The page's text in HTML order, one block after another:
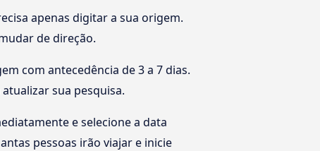
apenas digitar a sua origem.
de direção.
com antecedência de 3 a 7 dias.
sua pesquisa.
e selecione a data
pessoas irão viajar e inicie